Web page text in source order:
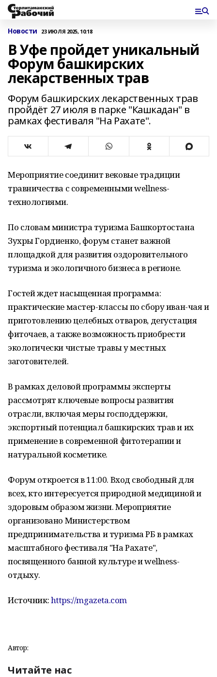
Новости 23 ИЮЛЯ 2025, 10:18
В Уфе пройдет уникальный
Форум башкирских
лекарственных трав
Форум башкирских лекарственных трав
пройдёт 27 июля в парке "Кашкадан" в
рамках фестиваля "На Рахате".
Мероприятие соединит вековые традиции
травничества с современными wellness-
технологиями.
По словам министра туризма Башкортостана
Зухры Гордиенко, форум станет важной
площадкой для развития оздоровительного
туризма и экологичного бизнеса в регионе.
Гостей ждет насыщенная программа:
практические мастер-классы по сбору иван-чая и
приготовлению целебных отваров, дегустация
фиточаев, а также возможность приобрести
экологически чистые травы у местных
заготовителей.
В рамках деловой программы эксперты
рассмотрят ключевые вопросы развития
отрасли, включая меры господдержки,
экспортный потенциал башкирских трав и их
применение в современной фитотерапии и
натуральной косметике.
Форум откроется в 11:00. Вход свободный для
всех, кто интересуется природной медициной и
здоровым образом жизни. Мероприятие
организовано Министерством
предпринимательства и туризма РБ в рамках
масштабного фестиваля "На Рахате",
посвященного банной культуре и wellness-
отдыху.
Источник:https://mgazeta.com
Автор:
Читайте нас